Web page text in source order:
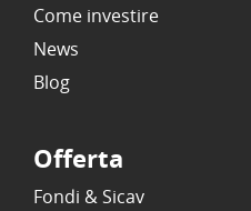
Come investire
News
Blog
Offerta
Fondi & Sicav